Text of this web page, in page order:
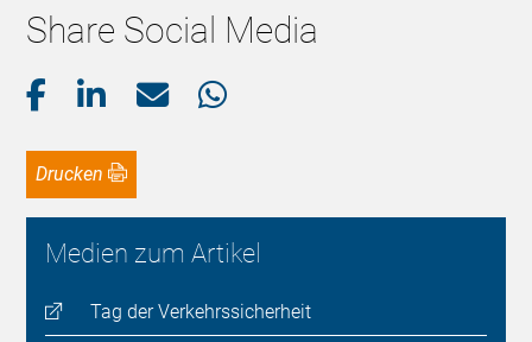
Share Social Media
Drucken
Medien zum Artikel
Tag der Verkehrssicherheit